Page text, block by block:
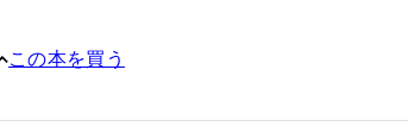
この本を買う